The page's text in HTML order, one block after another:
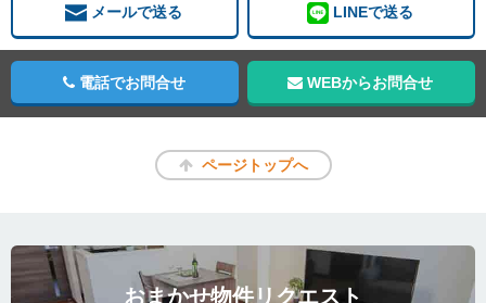
メールで送る LINEで送る
電話でお問合せ WEBからお問合せ
ページトップへ
おまかせ物件リクエスト